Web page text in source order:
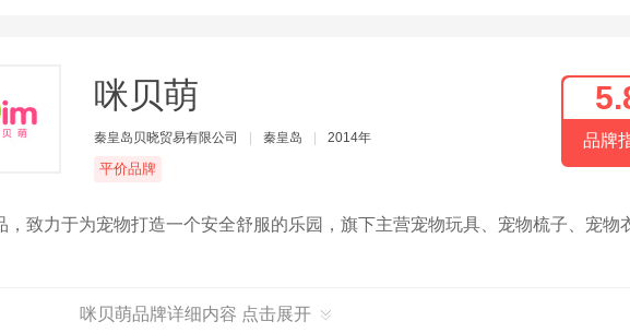
咪贝萌
秦皇岛贝晓贸易有限公司 秦皇岛 2014年
平价品牌
品牌
，致力于为宠物打造一个安全舒服的乐园，旗下主营宠物玩具、宠物梳子、宠物
咪贝萌品牌详细内容 点击展开